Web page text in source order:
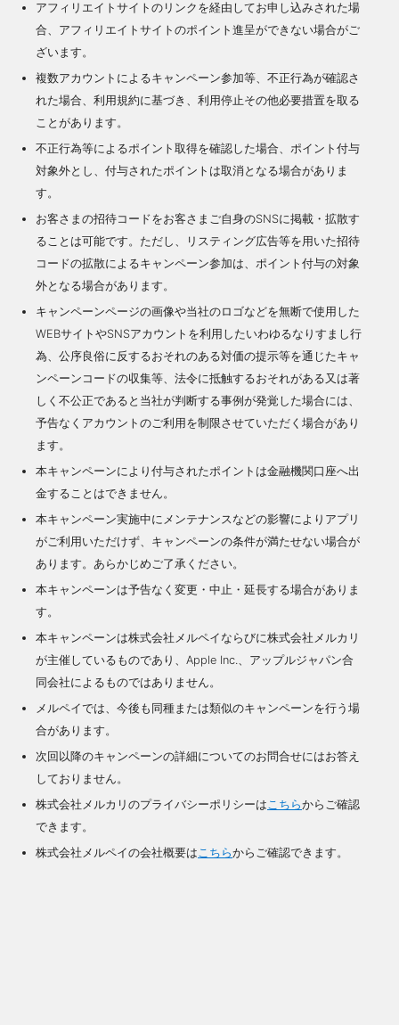
アフィリエイトサイトのリンクを経由してお申し込みされた場
合、アフィリエイトサイトのポイント進呈ができない場合がご
ざいます。
複数アカウントによるキャンペーン参加等、不正行為が確認さ
れた場合、利用規約に基づき、利用停止その他必要措置を取る
ことがあります。
不正行為等によるポイント取得を確認した場合、ポイント付与
対象外とし、付与されたポイントは取消となる場合がありま
す。
お客さまの招待コードをお客さまご自身のSNSに掲載・拡散す
ることは可能です。ただし、リスティング広告等を用いた招待
コードの拡散によるキャンペーン参加は、ポイント付与の対象
外となる場合があります。
キャンペーンページの画像や当社のロゴなどを無断で使用した
WEBサイトやSNSアカウントを利用したいわゆるなりすまし行
為、公序良俗に反するおそれのある対価の提示等を通じたキャ
ンペーンコードの収集等、法令に抵触するおそれがある又は著
しく不公正であると当社が判断する事例が発覚した場合には、
予告なくアカウントのご利用を制限させていただく場合があり
ます。
本キャンペーンにより付与されたポイントは金融機関口座へ出
金することはできません。
本キャンペーン実施中にメンテナンスなどの影響によりアプリ
がご利用いただけず、キャンペーンの条件が満たせない場合が
あります。あらかじめご了承ください。
本キャンペーンは予告なく変更・中止・延長する場合がありま
す。
本キャンペーンは株式会社メルペイならびに株式会社メルカリ
が主催しているものであり、Apple Inc.、アップルジャパン合
同会社によるものではありません。
メルペイでは、今後も同種または類似のキャンペーンを行う場
合があります。
次回以降のキャンペーンの詳細についてのお問合せにはお答え
しておりません。
株式会社メルカリのプライバシーポリシーはこちらからご確認
できます。
株式会社メルペイの会社概要はこちらからご確認できます。